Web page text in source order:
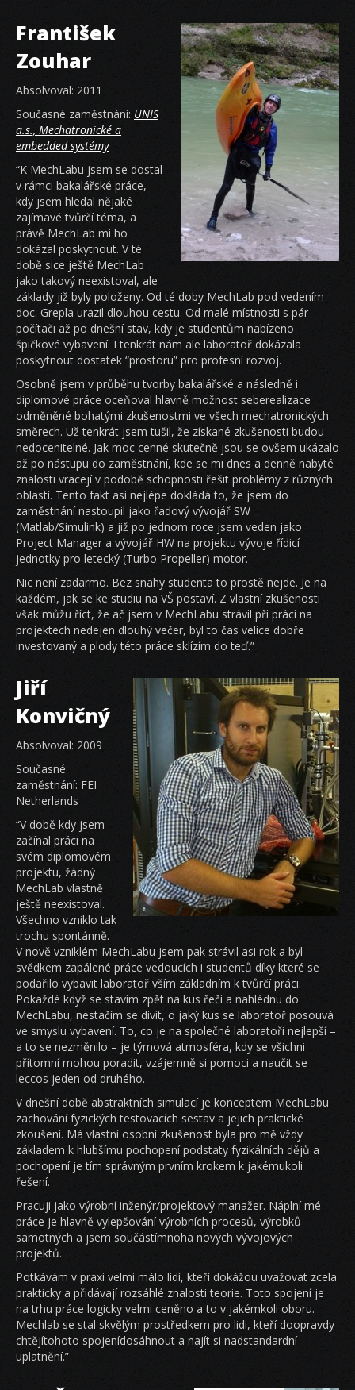
František
Zouhar
Absolvoval: 2011
Současné zaměstnání: UNIS
a.s., Mechatronické a
embedded systémy
“K MechLabu jsem se dostal
v rámci bakalářské práce,
kdy jsem hledal nějaké
zajímavé tvůrčí téma, a
právě MechLab mi ho
dokázal poskytnout. V té
době sice ještě MechLab
jako takový neexistoval, ale
základy již byly položeny. Od té doby MechLab pod vedením
doc. Grepla urazil dlouhou cestu. Od malé místnosti s pár
počítači až po dnešní stav, kdy je studentům nabízeno
špičkové vybavení. I tenkrát nám ale laboratoř dokázala
poskytnout dostatek “prostoru” pro profesní rozvoj.
Osobně jsem v průběhu tvorby bakalářské a následně i
diplomové práce oceňoval hlavně možnost seberealizace
odměněné bohatými zkušenostmi ve všech mechatronických
směrech. Už tenkrát jsem tušil, že získané zkušenosti budou
nedocenitelné. Jak moc cenné skutečně jsou se ovšem ukázalo
až po nástupu do zaměstnání, kde se mi dnes a denně nabyté
znalosti vracejí v podobě schopnosti řešit problémy z různých
oblastí. Tento fakt asi nejlépe dokládá to, že jsem do
zaměstnání nastoupil jako řadový vývojář SW
(Matlab/Simulink) a již po jednom roce jsem veden jako
Project Manager a vývojář HW na projektu vývoje řídicí
jednotky pro letecký (Turbo Propeller) motor.
Nic není zadarmo. Bez snahy studenta to prostě nejde. Je na
každém, jak se ke studiu na VŠ postaví. Z vlastní zkušenosti
však můžu říct, že ač jsem v MechLabu strávil při práci na
projektech nedejen dlouhý večer, byl to čas velice dobře
investovaný a plody této práce sklízím do teď.”
Jiří
Konvičný
Absolvoval: 2009
Současné
zaměstnání: FEI
Netherlands
“V době kdy jsem
začínal práci na
svém diplomovém
projektu, žádný
MechLab vlastně
ještě neexistoval.
Všechno vzniklo tak
trochu spontánně.
V nově vzniklém MechLabu jsem pak strávil asi rok a byl
svědkem zapálené práce vedoucích i studentů díky které se
podařilo vybavit laboratoř vším základním k tvůrčí práci.
Pokaždé když se stavím zpět na kus řeči a nahlédnu do
MechLabu, nestačím se divit, o jaký kus se laboratoř posouvá
ve smyslu vybavení. To, co je na společné laboratoři nejlepší –
a to se nezměnilo – je týmová atmosféra, kdy se všichni
přítomní mohou poradit, vzájemně si pomoci a naučit se
leccos jeden od druhého.
V dnešní době abstraktních simulací je konceptem MechLabu
zachování fyzických testovacích sestav a jejich praktické
zkoušení. Má vlastní osobní zkušenost byla pro mě vždy
základem k hlubšímu pochopení podstaty fyzikálních dějů a
pochopení je tím správným prvním krokem k jakémukoli
řešení.
Pracuji jako výrobní inženýr/projektový manažer. Náplní mé
práce je hlavně vylepšování výrobních procesů, výrobků
samotných a jsem součástímnoha nových vývojových
projektů.
Potkávám v praxi velmi málo lidí, kteří dokážou uvažovat zcela
prakticky a přidávají rozsáhlé znalosti teorie. Toto spojení je
na trhu práce logicky velmi ceněno a to v jakémkoli oboru.
Mechlab se stal skvělým prostředkem pro lidi, kteří doopravdy
chtějítohoto spojenídosáhnout a najít si nadstandardní
uplatnění.”